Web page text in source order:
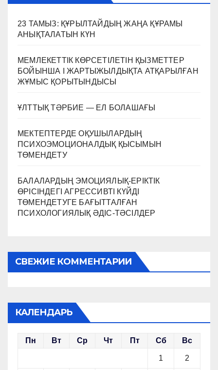
23 ТАМЫЗ: ҚҰРЫЛТАЙДЫҢ ЖАҢА ҚҰРАМЫ
АНЫҚТАЛАТЫН КҮН
МЕМЛЕКЕТТІК КӨРСЕТІЛЕТІН ҚЫЗМЕТТЕР
БОЙЫНША I ЖАРТЫЖЫЛДЫҚТА АТҚАРЫЛҒАН
ЖҰМЫС ҚОРЫТЫНДЫСЫ
ҰЛТТЫҚ ТӘРБИЕ — ЕЛ БОЛАШАҒЫ
МЕКТЕПТЕРДЕ ОҚУШЫЛАРДЫҢ
ПСИХОЭМОЦИОНАЛДЫҚ ҚЫСЫМЫН
ТӨМЕНДЕТУ
БАЛАЛАРДЫҢ ЭМОЦИЯЛЫҚ-ЕРІКТІК
ӨРІСІНДЕГІ АГРЕССИВТІ КҮЙДІ
ТӨМЕНДЕТУГЕ БАҒЫТТАЛҒАН
ПСИХОЛОГИЯЛЫҚ ӘДІС-ТӘСІЛДЕР
СВЕЖИЕ КОММЕНТАРИИ
КАЛЕНДАРЬ
Пн Вт Ср Чт Пт Сб Вс
1 2